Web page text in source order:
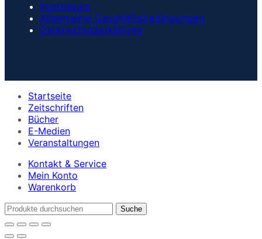
Impressum
Allgemeine Geschäftsbedingungen
Datenschutzerklärung
Startseite
Zeitschriften
Bücher
E-Medien
Veranstaltungen
Kontakt & Service
Mein Konto
Warenkorb
Suche